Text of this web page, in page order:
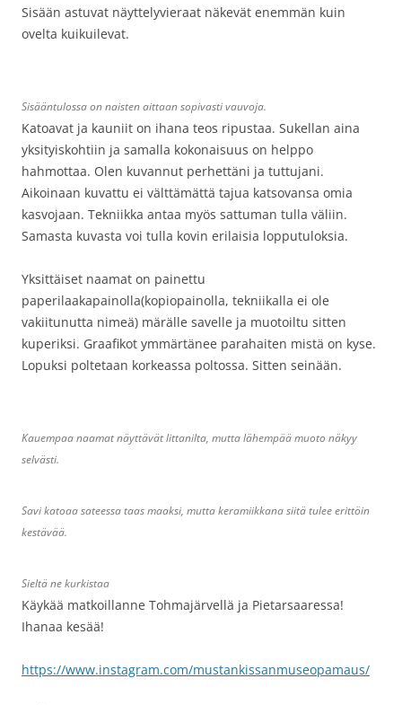
Sisään astuvat näyttelyvieraat näkevät enemmän kuin
ovelta kuikuilevat.
Sisääntulossa on naisten aittaan sopivasti vauvoja.
Katoavat ja kauniit on ihana teos ripustaa. Sukellan aina
yksityiskohtiin ja samalla kokonaisuus on helppo
hahmottaa. Olen kuvannut perhettäni ja tuttujani.
Aikoinaan kuvattu ei välttämättä tajua katsovansa omia
kasvojaan. Tekniikka antaa myös sattuman tulla väliin.
Samasta kuvasta voi tulla kovin erilaisia lopputuloksia.
Yksittäiset naamat on painettu
paperilaakapainolla(kopiopainolla, tekniikalla ei ole
vakiitunutta nimeä) märälle savelle ja muotoiltu sitten
kuperiksi. Graafikot ymmärtänee parahaiten mistä on kyse.
Lopuksi poltetaan korkeassa poltossa. Sitten seinään.
Kauempaa naamat näyttävät littanilta, mutta lähempää muoto näkyy
selvästi.
Savi katoaa sateessa taas maaksi, mutta keramiikkana siitä tulee erittöin
kestävää.
Sieltä ne kurkistaa
Käykää matkoillanne Tohmajärvellä ja Pietarsaaressa!
Ihanaa kesää!
https://www.instagram.com/mustankissanmuseopamaus/